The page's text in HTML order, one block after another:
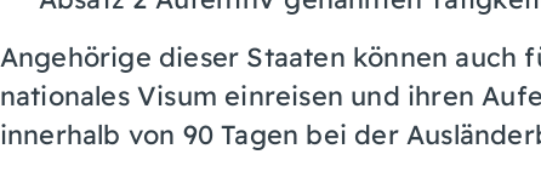
Angehörige dieser Staaten können auch
nationales Visum einreisen und ihren
innerhalb von 90 Tagen bei der